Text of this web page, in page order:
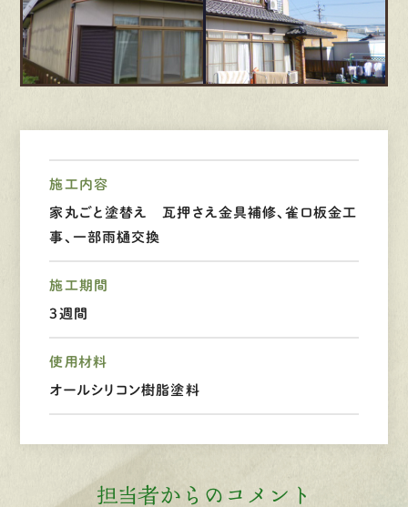
有 資格者が、無料建物診断いたします!!
0120-44-2605
施工内容
家丸ごと塗替え 瓦押さえ金具補修、雀口板金工
事、一部雨樋交換
施工期間
3週間
使用材料
オールシリコン樹脂塗料
担当者からのコメント